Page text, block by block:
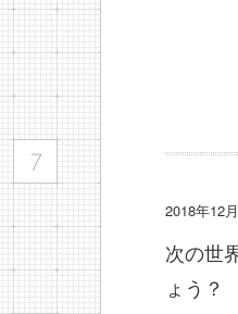
2018年12
次の世
ょう？